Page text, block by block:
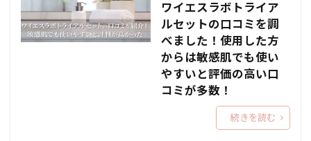
ワイエスラボトライア
ルセットの口コミを調
べました！使用した方
からは敏感肌でも使い
やすいと評価の高い口
コミが多数！
続きを読む